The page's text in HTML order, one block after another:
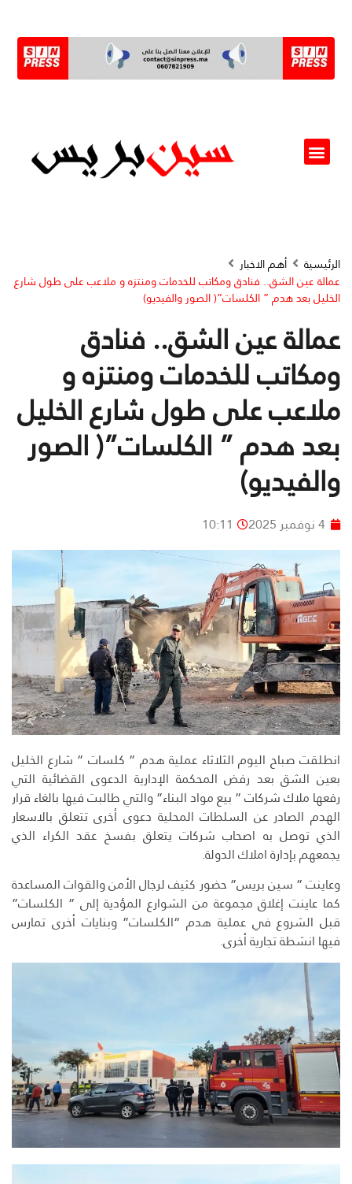
الرئيسية
أهم الاخبار
عمالة عين الشق.. فنادق ومكاتب للخدمات ومنتزه و ملاعب على طول شارع
الخليل بعد هدم ” الكلسات”( الصور والفيديو)
عمالة عين الشق.. فنادق
ومكاتب للخدمات ومنتزه و
ملاعب على طول شارع الخليل
بعد هدم ” الكلسات”( الصور
والفيديو)
4 نوفمبر 2025 10:11
انطلقت صباح اليوم الثلاثاء عملية هدم ” كلسات ” شارع الخليل
بعين الشق بعد رفض المحكمة الإدارية الدعوى القضائية التي
رفعها ملاك شركات ” بيع مواد البناء” والتي طالبت فيها بالغاء قرار
الهدم الصادر عن السلطات المحلية دعوى أخرى تتعلق بالاسعار
الذي توصل به اصحاب شركات يتعلق بفسخ عقد الكراء الذي
يجمعهم بإدارة املاك الدولة.
وعاينت ” سين بريس” حضور كثيف لرجال الأمن والقوات المساعدة
كما عاينت إغلاق مجموعة من الشوارع المؤدية إلى ” الكلسات”
قبل الشروع في عملية هدم “الكلسات” وبنايات أخرى تمارس
فيها انشطة تجارية أخرى.